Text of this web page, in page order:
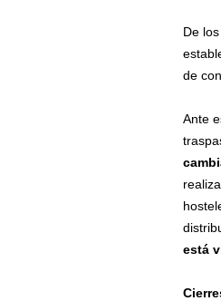
De
de
Ante
está